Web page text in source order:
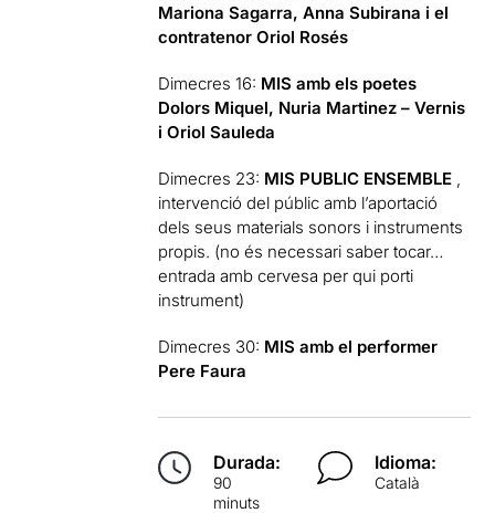
Mariona Sagarra, Anna Subirana i el
contratenor Oriol Rosés
Dimecres 16: MIS amb els poetes
Dolors Miquel, Nuria Martinez – Vernis
i Oriol Sauleda
Dimecres 23: MIS PUBLIC ENSEMBLE ,
intervenció del públic amb l’aportació
dels seus materials sonors i instruments
propis. (no és necessari saber tocar…
entrada amb cervesa per qui porti
instrument)
Dimecres 30: MIS amb el performer
Pere Faura
Durada:
90
minuts
Idioma:
Català